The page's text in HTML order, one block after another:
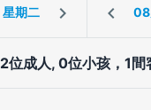
2位成人, 0位小孩，1間